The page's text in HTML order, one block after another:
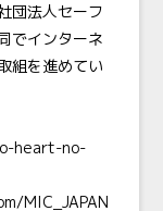
団法人セーフ
でインターネ
組を進めてい
heart-no-
MIC_JAPAN